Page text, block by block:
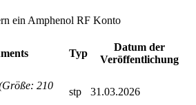
ein Amphenol RF Konto
Typ
Datum der
Veröffentlichung
210
stp 31.03.2026